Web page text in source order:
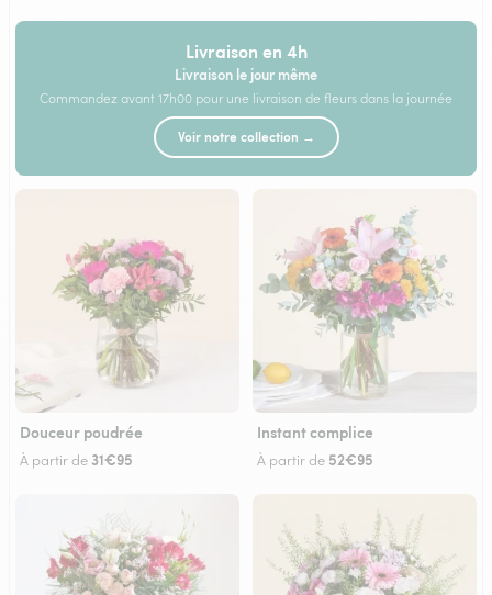
Livraison en 4h
Livraison le jour même
Commandez avant 17h00 pour une livraison de fleurs dans la journée
Voir notre collection →
Douceur poudrée
À partir de 31€95
Instant complice
À partir de 52€95